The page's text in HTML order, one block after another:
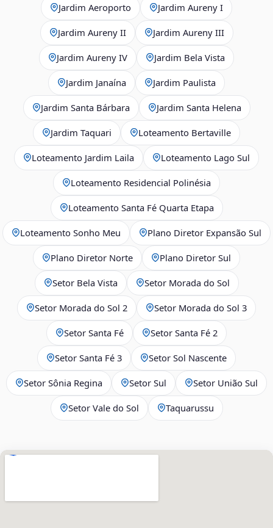
Jardim Aeroporto Jardim Aureny I
Jardim Aureny II Jardim Aureny III
Jardim Aureny IV Jardim Bela Vista
Jardim Janaína Jardim Paulista
Jardim Santa Bárbara Jardim Santa Helena
Jardim Taquari Loteamento Bertaville
Loteamento Jardim Laila Loteamento Lago Sul
Loteamento Residencial Polinésia
Loteamento Santa Fé Quarta Etapa
Loteamento Sonho Meu Plano Diretor Expansão Sul
Plano Diretor Norte Plano Diretor Sul
Setor Bela Vista Setor Morada do Sol
Setor Morada do Sol 2 Setor Morada do Sol 3
Setor Santa Fé Setor Santa Fé 2
Setor Santa Fé 3 Setor Sol Nascente
Setor Sônia Regina Setor Sul Setor União Sul
Setor Vale do Sol Taquarussu